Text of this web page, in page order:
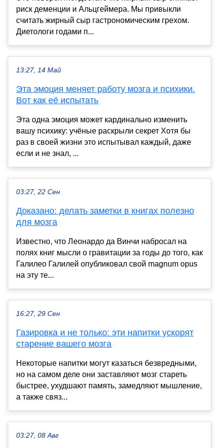
риск деменции и Альцгеймера. Мы привыкли
считать жирный сыр гастрономическим грехом.
Диетологи годами п...
13:27, 14 Май
Эта эмоция меняет работу мозга и психики.
Вот как её испытать
Эта одна эмоция может кардинально изменить
вашу психику: учёные раскрыли секрет Хотя бы
раз в своей жизни это испытывал каждый, даже
если и не знал, ...
03:27, 22 Сен
Доказано: делать заметки в книгах полезно
для мозга
Известно, что Леонардо да Винчи набросал на
полях книг мысли о гравитации за годы до того, как
Галилео Галилей опубликовал свой magnum opus
на эту те...
16:27, 29 Сен
Газировка и не только: эти напитки ускорят
старение вашего мозга
Некоторые напитки могут казаться безвредными,
но на самом деле они заставляют мозг стареть
быстрее, ухудшают память, замедляют мышление,
а также связ...
03:27, 08 Авг